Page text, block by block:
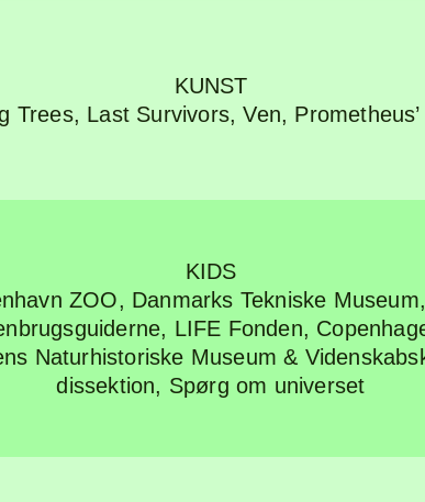
KUNST
Trees, Last Survivors,Ven,
KIDS
ZOO, Danmarks Tekniske
LIFE Fonden,
Naturhistoriske Museum &
dissektion, Spørg om universet